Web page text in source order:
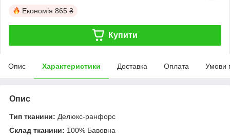
Економія 865 ₴
Купити
Опис Характеристики Доставка Оплата Умови
Опис
Тип тканини: Делюкс-ранфорс
Склад тканини: 100% Бавовна